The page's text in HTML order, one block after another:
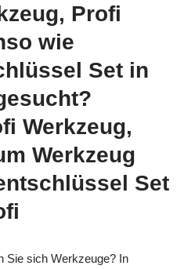
Profi
wie
Set in
Werkzeug,
Werkzeug
Set
Sie sich Werkzeuge? In